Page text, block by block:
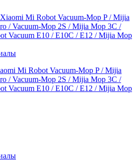
Mi Robot Vacuum-Mop P / Mijia
/ Vacuum-Mop 2S / Mijia Mop 3C /
Vacuum E10 / E10C / E12 / Mijia Mop